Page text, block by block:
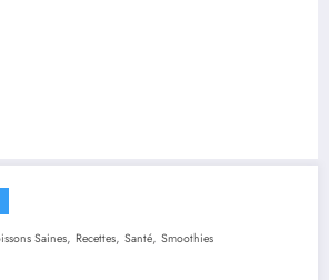
Saines, Recettes, Santé, Smoothies